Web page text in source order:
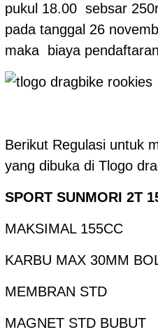
pukul 18.00 sebsar
pada tanggal 26
maka biaya
Berikut Regulasi untuk
yang dibuka di Tlogo
SPORT SUNMORI 2T
MAKSIMAL 155CC
KARBU MAX 30MM
MEMBRAN STD
MAGNET STD BUBUT